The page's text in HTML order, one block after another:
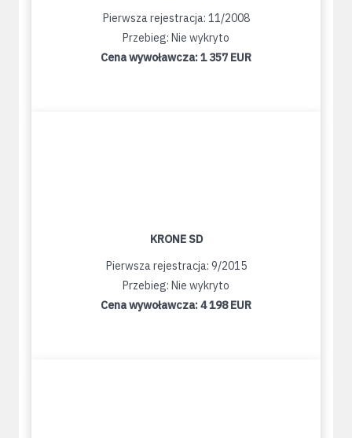
Pierwsza rejestracja: 11/2008
Przebieg: Nie wykryto
Cena wywoławcza:1 357 EUR
KRONE SD
Pierwsza rejestracja: 9/2015
Przebieg: Nie wykryto
Cena wywoławcza:4 198 EUR